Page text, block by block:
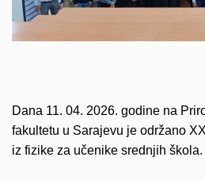
Dana 11. 04. 2026. godine na
fakultetu u Sarajevu je održano
iz fizike za učenike srednjih škola.